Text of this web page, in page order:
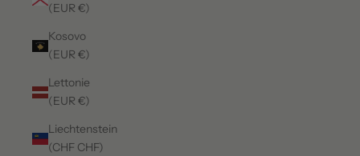
(EUR €)
Kosovo
(EUR €)
Lettonie
(EUR €)
Liechtenstein
(CHF CHF)